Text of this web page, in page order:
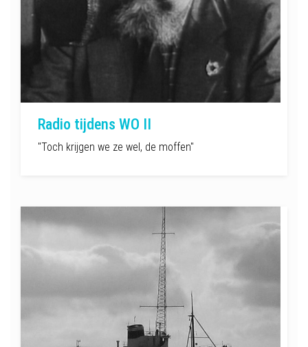
Radio tijdens WO II
"Toch krijgen we ze wel, de moffen"